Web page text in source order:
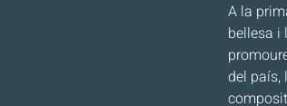
A la
bellesa i
del país,